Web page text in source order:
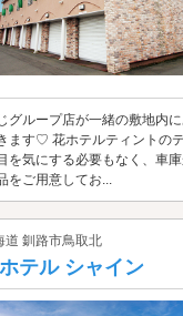
グループ店が一緒の敷地内
ます♡ 花ホテルティントの
を気にする必要もなく、車
をご用意してお...
道 釧路市鳥取北
テル シャイン